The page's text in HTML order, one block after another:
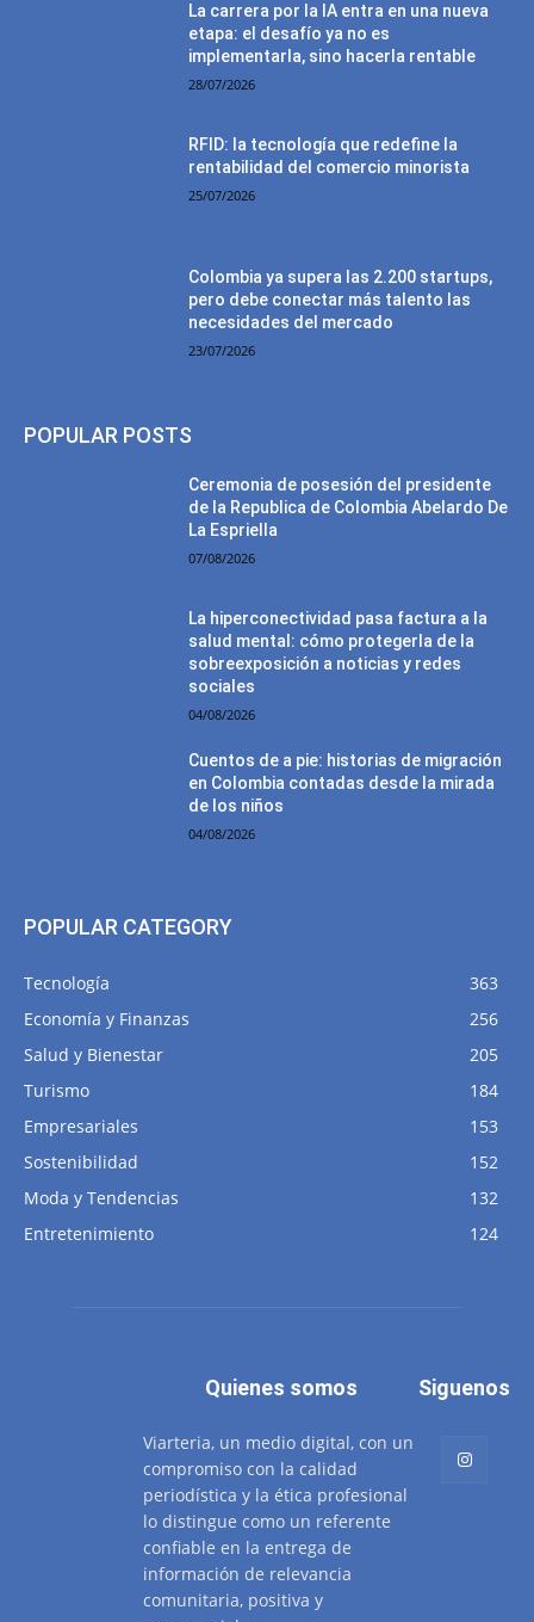
La carrera por la IA entra en una nueva
etapa: el desafío ya no es
implementarla, sino hacerla rentable
28/07/2026
RFID: la tecnología que redefine la
rentabilidad del comercio minorista
25/07/2026
Colombia ya supera las 2.200 startups,
pero debe conectar más talento las
necesidades del mercado
23/07/2026
POPULAR POSTS
Ceremonia de posesión del presidente
de la Republica de Colombia Abelardo De
La Espriella
07/08/2026
La hiperconectividad pasa factura a la
salud mental: cómo protegerla de la
sobreexposición a noticias y redes
sociales
04/08/2026
Cuentos de a pie: historias de migración
en Colombia contadas desde la mirada
de los niños
04/08/2026
POPULAR CATEGORY
Tecnología
363
Economía y Finanzas
256
Salud y Bienestar
205
Turismo
184
Empresariales
153
Sostenibilidad
152
Moda y Tendencias
132
Entretenimiento
124
Quienes somos
Viarteria, un medio digital, con un
compromiso con la calidad
periodística y la ética profesional
lo distingue como un referente
confiable en la entrega de
información de relevancia
comunitaria, positiva y
Siguenos